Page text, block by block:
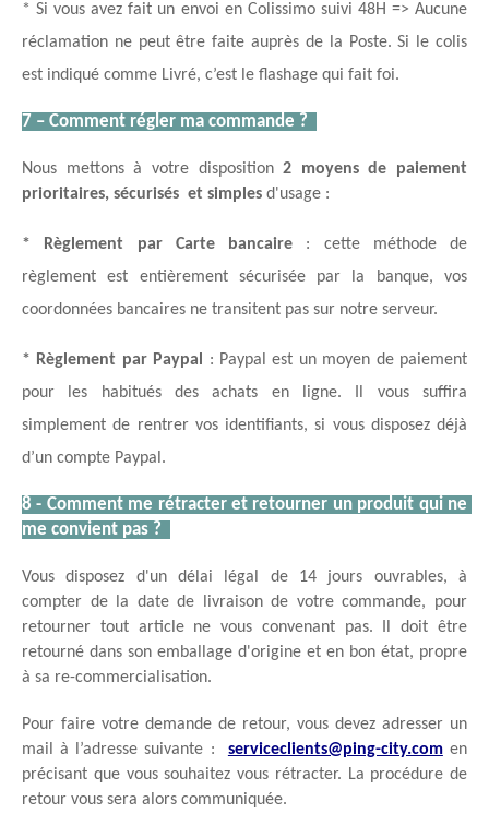
* Si vous avez fait un envoi en Colissimo suivi 48H => Aucune
réclamation ne peut être faite auprès de la Poste. Si le colis
est indiqué comme Livré, c’est le flashage qui fait foi.
7 – Comment régler ma commande ?
Nous mettons à votre disposition 2 moyens de paiement
prioritaires, sécurisés et simples d'usage :
* Règlement par Carte bancaire : cette méthode de
règlement est entièrement sécurisée par la banque, vos
coordonnées bancaires ne transitent pas sur notre serveur.
* Règlement par Paypal : Paypal est un moyen de paiement
pour les habitués des achats en ligne. Il vous suffira
simplement de rentrer vos identifiants, si vous disposez déjà
d’un compte Paypal.
8 - Comment me rétracter et retourner un produit qui ne
me convient pas ?
Vous disposez d'un délai légal de 14 jours ouvrables, à
compter de la date de livraison de votre commande, pour
retourner tout article ne vous convenant pas. Il doit être
retourné dans son emballage d'origine et en bon état, propre
à sa re-commercialisation.
Pour faire votre demande de retour, vous devez adresser un
mail à l’adresse suivante :
serviceclients@ping-city.com en
précisant que vous souhaitez vous rétracter. La procédure de
retour vous sera alors communiquée.